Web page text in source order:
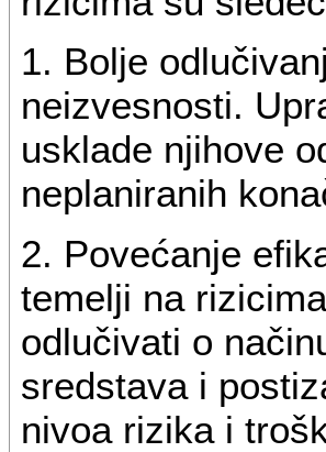
1. Bolje
neizvesnosti.
usklade njihove
neplaniranih
2. Povećanje
temelji na
odlučivati o
sredstava i
nivoa rizika i